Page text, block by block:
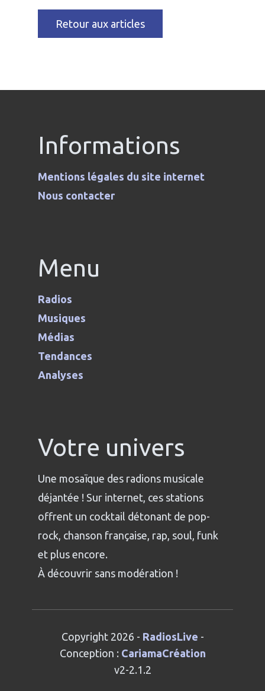
Retour aux articles
Informations
Mentions légales du site internet
Nous contacter
Menu
Radios
Musiques
Médias
Tendances
Analyses
Votre univers
Une mosaïque des radions musicale
déjantée ! Sur internet, ces stations
offrent un cocktail détonant de pop-
rock, chanson française, rap, soul, funk
et plus encore.
À découvrir sans modération !
Copyright 2026 - RadiosLive -
Conception : CariamaCréation
v2-2.1.2